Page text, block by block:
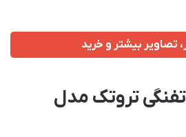
تصاویر بیشتر و خرید
تروتک مدل